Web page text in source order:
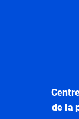
de la